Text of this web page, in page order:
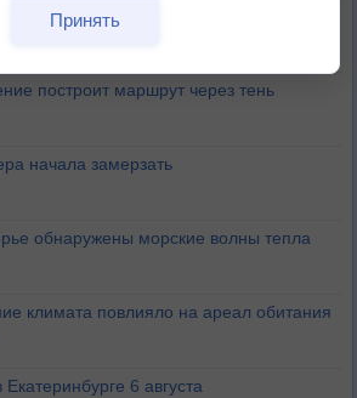
погода влияет на транспорт
построит маршрут через тень
начала замерзать
обнаружены морские волны тепла
климата повлияло на ареал обитания
Екатеринбурге 6 августа
Принять